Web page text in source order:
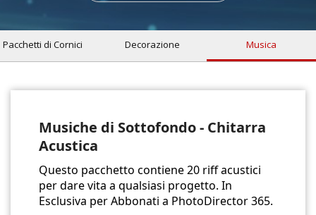
Pacchetti di Cornici Decorazione Musica
Musiche di Sottofondo - Chitarra
Acustica
Questo pacchetto contiene 20 riff acustici
per dare vita a qualsiasi progetto. In
Esclusiva per Abbonati a PhotoDirector 365.